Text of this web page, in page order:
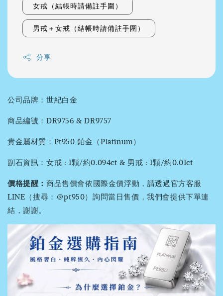
女戒（結帳時請備註手圍）
男戒＋女戒（結帳時請備註手圍）
分享
公司品牌：世紀白金
商品編號：DR9756 & DR9757
貴金屬材質：Pt950 鉑金（Platinum）
副石資訊：女戒 : 1顆/約0.094ct & 男戒 : 1顆/約0.01ct
價格提醒： 商品售價會依國際金價浮動，請透過官方客服
LINE（搜尋：＠pt950）詢問當日售價，我們會提供下單連
結，謝謝。